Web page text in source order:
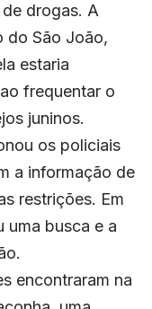
drogas. A
do São João,
estaria
frequentar o
juninos.
os policiais
a informação de
restrições. Em
uma busca e a
encontraram na